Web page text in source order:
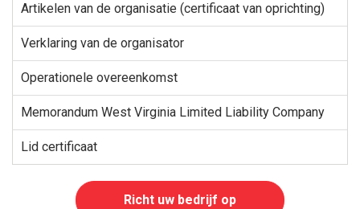
Artikelen van de organisatie (certificaat van oprichting)
Verklaring van de organisator
Operationele overeenkomst
Memorandum West Virginia Limited Liability Company
Lid certificaat
Richt uw bedrijf op